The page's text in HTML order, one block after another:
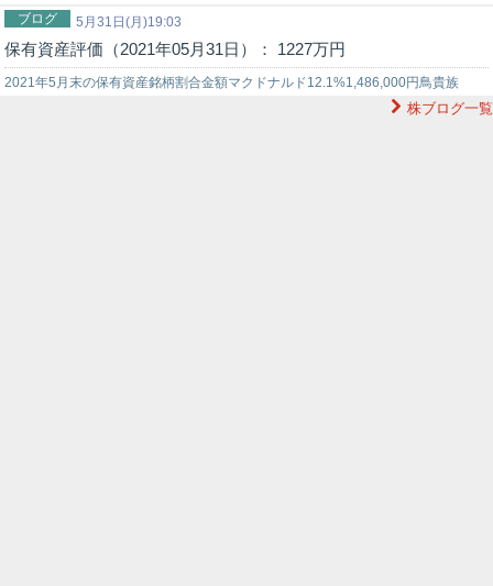
Ｃ株主優待制度の新設3167ＴＯＫＡＩＨＤ上限500万株(3.88…
5月31日(月)19:03
ブログ
保有資産評価（2021年05月31日）： 1227万円
2021年5月末の保有資産銘柄割合金額マクドナルド12.1%1,486,000円鳥貴族
株ブログ一覧